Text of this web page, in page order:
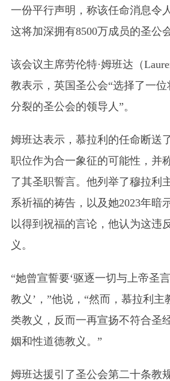
一份平行声明，称该任命消息令
这将加深拥有8500万成员的圣公
该会议主席劳伦特·姆班达（
教表示，英国圣公会“选择了一
分裂的圣公会的领导人”。
姆班达表示，慕拉利的任命断送
职位作为合一象征的可能性，并
了其圣职誓言。他列举了穆拉利
系祈福的祷告，以及她2023年暗
以得到祝福的言论，他认为这违
义。
“她曾宣誓要‘驱逐一切与上帝圣
教义’，”他说，“然而，慕拉利
类教义，反而一再宣扬不符合圣
姻和性道德教义。”
姆班达援引了圣公会第二十条教